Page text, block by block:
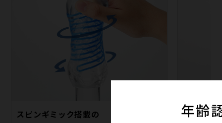
スピンギミック搭載の
繰り返し
年齢